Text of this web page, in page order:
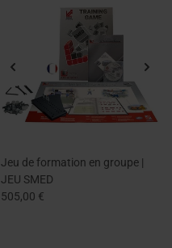
Jeu de formation en groupe |
JEU SMED
505,00 €